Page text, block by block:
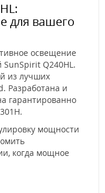
для вашего
освещение
SunSpirit Q240HL.
из лучших
Разработана и
гарантированно
мощности
когда мощное